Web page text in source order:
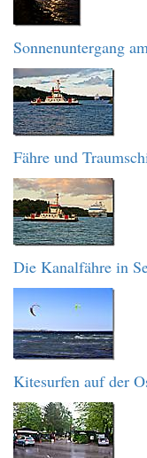
Sonnenuntergang
Fähre und
Die Kanalfähre in
Kitesurfen auf der